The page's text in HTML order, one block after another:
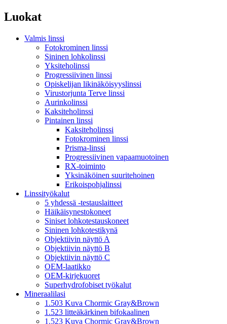
Luokat
Valmis linssi
Fotokrominen linssi
Sininen lohkolinssi
Yksiteholinssi
Progressiivinen linssi
Opiskelijan likinäköisyyslinssi
Virustorjunta Terve linssi
Aurinkolinssi
Kaksiteholinssi
Pintainen linssi
Kaksiteholinssi
Fotokrominen linssi
Prisma-linssi
Progressiivinen vapaamuotoinen
RX-toiminto
Yksinäköinen suuritehoinen
Erikoispohjalinssi
Linssityökalut
5 yhdessä -testauslaitteet
Häikäisynestokoneet
Siniset lohkotestauskoneet
Sininen lohkotestikynä
Objektiivin näyttö A
Objektiivin näyttö B
Objektiivin näyttö C
OEM-laatikko
OEM-kirjekuoret
Superhydrofobiset työkalut
Mineraalilasi
1.503 Kuva Chormic Gray&Brown
1.523 litteäkärkinen bifokaalinen
1.523 Kuva Chormic Gray&Brown